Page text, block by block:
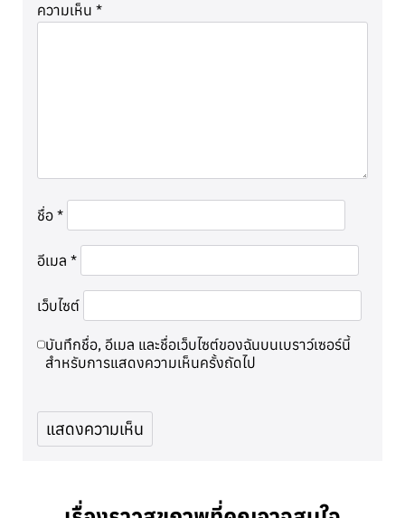
ความเห็น *
ชื่อ *
อีเมล *
เว็บไซต์
บันทึกชื่อ, อีเมล และชื่อเว็บไซต์ของฉันบนเบราว์เซอร์นี้
สำหรับการแสดงความเห็นครั้งถัดไป